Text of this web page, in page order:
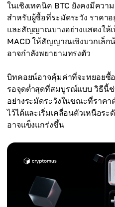
ในเชิงเทคนิค BTC ยังคงมีควา
สำหรับผู้ซื้อที่ระมัดระวัง ราคา
และสัญญาณบางอย่างแสดงให้
MACD ให้สัญญาณเชิงบวกเล็ก
อาจกำลังพยายามทรงตัว
บิทคอยน์อาจคุ้มค่าที่จะทยอยซื้
รอจุดต่ำสุดที่สมบูรณ์แบบ วิธีนี้
อย่างระมัดระวังในขณะที่ราคา
ไว้ได้และเริ่มเคลื่อนตัวเหนือร
อาจแข็งแกร่งขึ้น